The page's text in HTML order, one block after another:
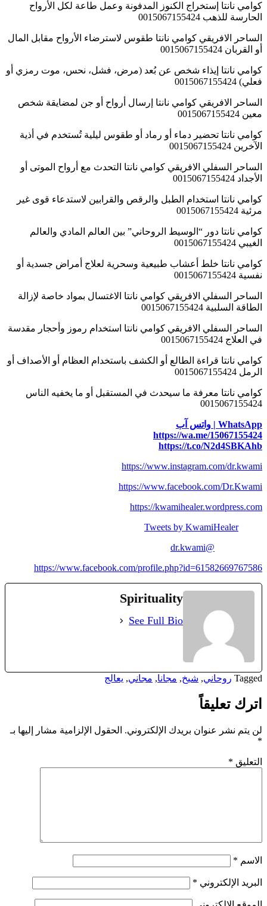
كوامي نانتا إستخراج الكنوز المدفونة وعمل طاعة لكل الأرواح
الحارسة للذهب 0015067155424
الساحر الافريقي كوامي نانتا طقوس لاسترضاء الأرواح مقابل المال
أو القربان 0015067155424
كوامي نانتا إيذاء شخص عن بُعد (مرض، فشل، نحس، موت رمزي أو
فعلي) 0015067155424
الساحر الافريقي كوامي نانتا إرسال أرواح أو جن لمضايقة شخص
معين 0015067155424
كوامي نانتا تحضير دماء أو رماد أو طقوس ليلية تُستخدم في أذية
الآخرين 0015067155424
الساحر السفلي الافريقي كوامي نانتا التحدث مع أرواح الموتى أو
الأجداد 0015067155424
كوامي نانتا استخدام الطبل والرقص والقرابين لاستدعاء قوى غير
مرئية 0015067155424
كوامي نانتا دور “الوسيط الروحاني” بين العالم المادي والعالم
الغيبي 0015067155424
كوامي نانتا خلط أعشاب طبيعية وسحرية لعلاج أمراض جسدية أو
نفسية 0015067155424
الساحر السفلي الافريقي كوامي نانتا الاغتسال بمواد خاصة لإزالة
الطاقة السلبية 0015067155424
الساحر السفلي الافريقي كوامي نانتا استخدام رموز وأحجار مقدسة
في العلاج 0015067155424
كوامي نانتا قراءة الطالع أو الكشف باستخدام العظام أو الأصداف أو
الرمل 0015067155424
كوامي نانتا معرفة ما سيحدث في المستقبل أو ما يخفيه الناس
0015067155424
WhatsApp | واتس آب
https://wa.me/15067155424
https://t.co/N2d4SBKAhb
https://www.instagram.com/dr.kwami
https://www.facebook.com/Dr.Kwami
https://kwamihealer.wordpress.com
Tweets by KwamiHealer
@dr.kwami
https://www.facebook.com/profile.php?id=61582669767586
Spirituality
See Full Bio
Tagged روحاني, شيخ, مجانا, مجاني, يعالج
اترك تعليقاً
لن يتم نشر عنوان بريدك الإلكتروني. الحقول الإلزامية مشار إليها بـ
*
التعليق *
الاسم *
البريد الإلكتروني *